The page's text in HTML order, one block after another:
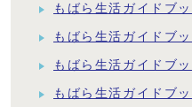
もばら生活ガイドブ
もばら生活ガイドブ
もばら生活ガイドブ
もばら生活ガイドブ